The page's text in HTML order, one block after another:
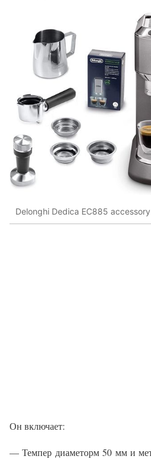
Delonghi Dedica EC885
Он включает:
— Темпер диаметорм 50 мм и